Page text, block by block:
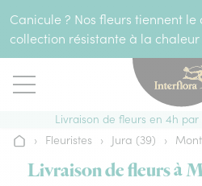
Canicule ? Nos fleurs tiennent
collection résistante à la chaleur
Livraison de fleurs en 4h
Accueil
› Fleuristes › Jura (39) ›
Livraison de fleurs à